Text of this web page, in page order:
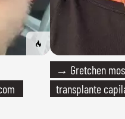
→ Gretchen
transplante